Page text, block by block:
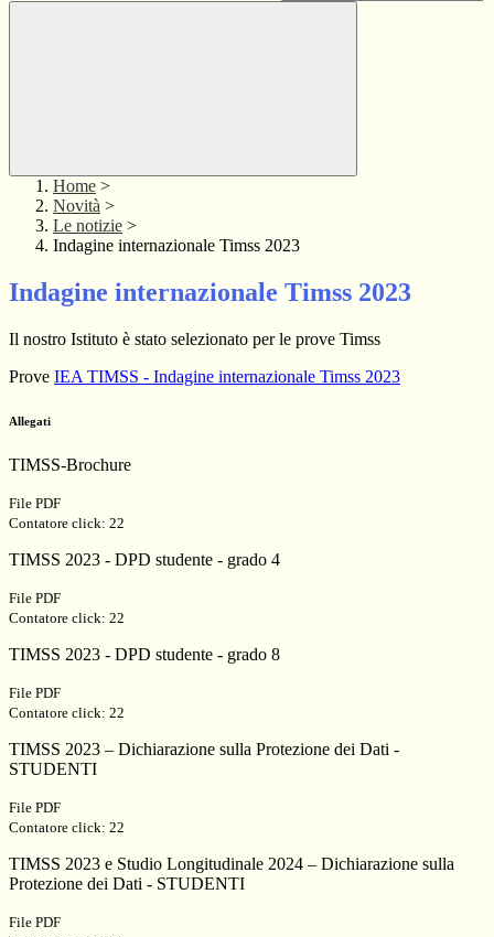
Home >
Novità >
Le notizie >
Indagine internazionale Timss 2023
Indagine internazionale Timss 2023
Il nostro Istituto è stato selezionato per le prove Timss
Prove IEA TIMSS - Indagine internazionale Timss 2023
Allegati
TIMSS-Brochure
File PDF
Contatore click: 22
TIMSS 2023 - DPD studente - grado 4
File PDF
Contatore click: 22
TIMSS 2023 - DPD studente - grado 8
File PDF
Contatore click: 22
TIMSS 2023 – Dichiarazione sulla Protezione dei Dati -
STUDENTI
File PDF
Contatore click: 22
TIMSS 2023 e Studio Longitudinale 2024 – Dichiarazione sulla
Protezione dei Dati - STUDENTI
File PDF